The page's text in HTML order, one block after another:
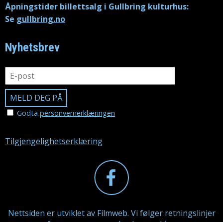
Åpningstider billettsalg i Gullbring kulturhus:
Se gullbring.no
Nyhetsbrev
Godta personvernerklæringen
Tilgjengelighetserklæring
Nettsiden er utviklet av Filmweb. Vi følger retningslinjer